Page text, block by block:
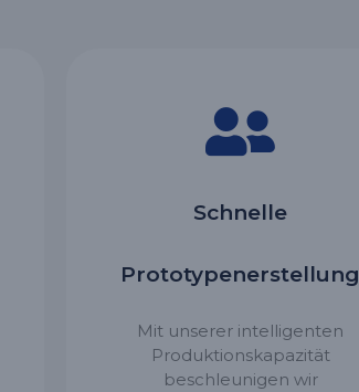
Schnelle
Prototypenerstellung
Mit unserer intelligenten
Produktionskapazität
beschleunigen wir